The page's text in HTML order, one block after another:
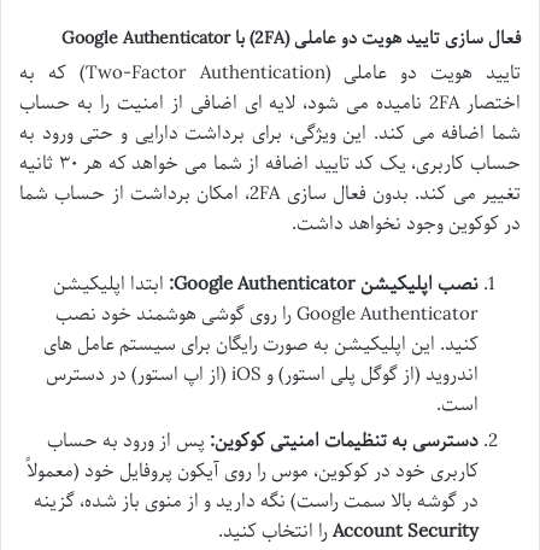
فعال سازی تایید هویت دو عاملی (2FA) با Google Authenticator
تایید هویت دو عاملی (Two-Factor Authentication) که به
اختصار 2FA نامیده می شود، لایه ای اضافی از امنیت را به حساب
شما اضافه می کند. این ویژگی، برای برداشت دارایی و حتی ورود به
حساب کاربری، یک کد تایید اضافه از شما می خواهد که هر ۳۰ ثانیه
تغییر می کند. بدون فعال سازی 2FA، امکان برداشت از حساب شما
در کوکوین وجود نخواهد داشت.
نصب اپلیکیشن Google Authenticator:
ابتدا اپلیکیشن
Google Authenticator را روی گوشی هوشمند خود نصب
کنید. این اپلیکیشن به صورت رایگان برای سیستم عامل های
اندروید (از گوگل پلی استور) و iOS (از اپ استور) در دسترس
است.
دسترسی به تنظیمات امنیتی کوکوین: پس از ورود به حساب
کاربری خود در کوکوین، موس را روی آیکون پروفایل خود (معمولاً
در گوشه بالا سمت راست) نگه دارید و از منوی باز شده، گزینه
Account Securityرا انتخاب کنید.